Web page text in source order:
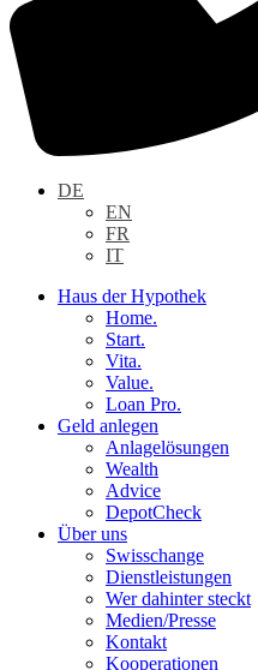
DE
EN
FR
IT
Haus der Hypothek
Home.
Start.
Vita.
Value.
Loan Pro.
Geld anlegen
Anlagelösungen
Wealth
Advice
DepotCheck
Über uns
Swisschange
Dienstleistungen
Wer dahinter steckt
Medien/Presse
Kontakt
Kooperationen